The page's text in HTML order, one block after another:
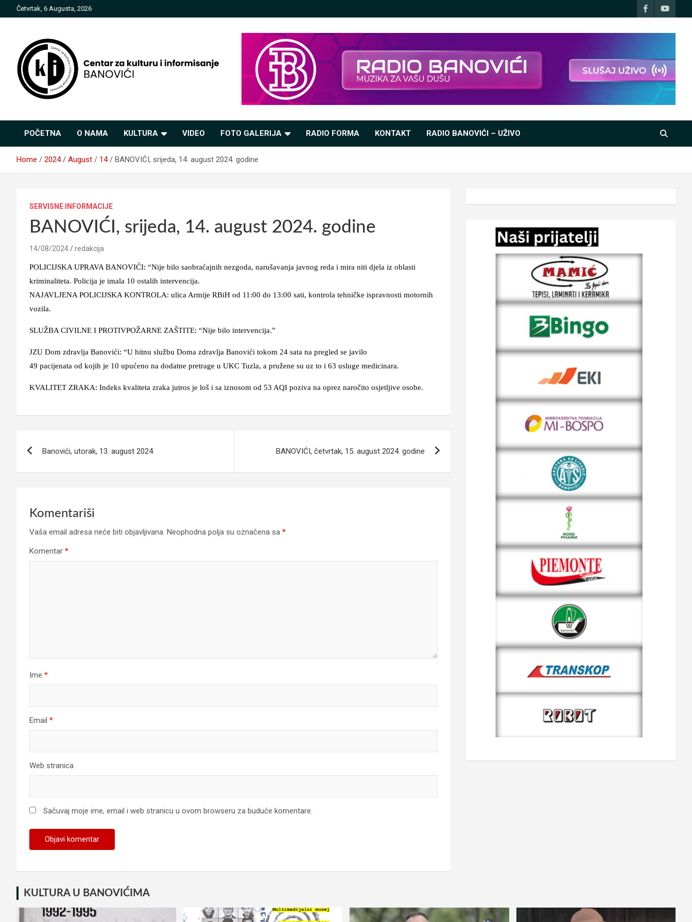
to
Četvrtak, 6 Augusta, 2026
informisanje Banovići
POČETNA O NAMA KULTURA VIDEO FOTO GALERIJA RADIO FORMA KONTAKT RADIO BANOVIĆI – UŽIVO
Home 2024 August 14 BANOVIĆI, srijeda, 14. august 2024. godine
SERVISNE INFORMACIJE
BANOVIĆI, srijeda, 14. august 2024. godine
14/08/2024 redakcija
POLICIJSKA UPRAVA BANOVIĆI: “Nije bilo saobraćajnih nezgoda, narušavanja javnog reda i mira niti djela iz oblasti
kriminaliteta. Policija je imala 10 ostalih intervencija.
NAJAVLJENA POLICIJSKA KONTROLA: ulica Armije RBiH od 11:00 do 13:00 sati, kontrola tehničke ispravnosti motornih
vozila.
SLUŽBA CIVILNE I PROTIVPOŽARNE ZAŠTITE: “Nije bilo intervencija.”
JZU Dom zdravlja Banovići: “U hitnu službu Doma zdravlja Banovići tokom 24 sata na pregled se javilo
49 pacijenata od kojih je 10 upućeno na dodatne pretrage u UKC Tuzla, a pružene su uz to i 63 usluge medicinara.
KVALITET ZRAKA: Indeks kvaliteta zraka jutros je loš i sa iznosom od 53 AQI poziva na oprez naročito osjetljive osobe.
Banovići, utorak, 13. august 2024. BANOVIĆI, četvrtak, 15. august 2024. godine
Komentariši
Vaša email adresa neće biti objavljivana. Neophodna polja su označena sa *
Komentar *
Ime *
Email *
Web stranica
Sačuvaj moje ime, email i web stranicu u ovom browseru za buduće komentare.
KULTURA U BANOVIĆIMA